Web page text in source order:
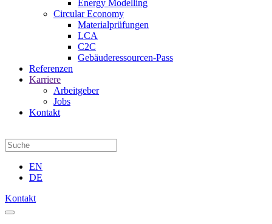
Energy Modelling
Circular Economy
Materialprüfungen
LCA
C2C
Gebäuderessourcen-Pass
Referenzen
Karriere
Arbeitgeber
Jobs
Kontakt
EN
DE
Kontakt